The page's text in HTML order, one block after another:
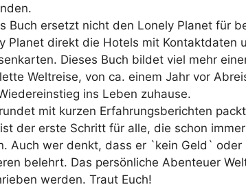
Buch ersetzt nicht den Lonely Planet für
Planet direkt die Hotels mit Kontaktdaten
Dieses Buch bildet viel mehr
Weltreise, von ca. einem Jahr vor
ins Leben zuhause.
mit kurzen Erfahrungsberichten
der erste Schritt für alle, die schon
Auch wer denkt, dass er `kein Geld`
belehrt. Das persönliche Abenteuer
werden. Traut Euch!